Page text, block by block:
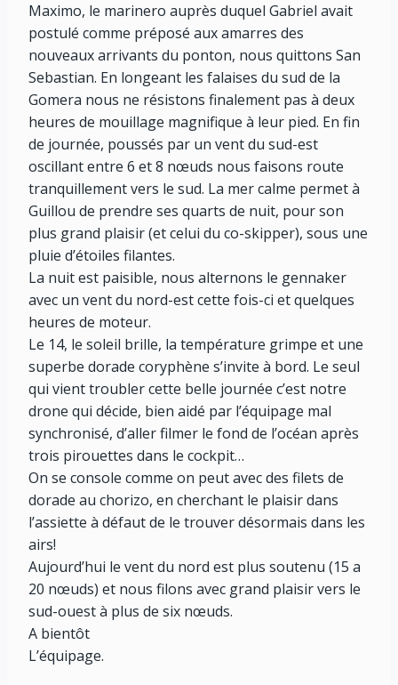
Maximo, le marinero auprès duquel Gabriel avait
postulé comme préposé aux amarres des
nouveaux arrivants du ponton, nous quittons San
Sebastian. En longeant les falaises du sud de la
Gomera nous ne résistons finalement pas à deux
heures de mouillage magnifique à leur pied. En fin
de journée, poussés par un vent du sud-est
oscillant entre 6 et 8 nœuds nous faisons route
tranquillement vers le sud. La mer calme permet à
Guillou de prendre ses quarts de nuit, pour son
plus grand plaisir (et celui du co-skipper), sous une
pluie d’étoiles filantes.
La nuit est paisible, nous alternons le gennaker
avec un vent du nord-est cette fois-ci et quelques
heures de moteur.
Le 14, le soleil brille, la température grimpe et une
superbe dorade coryphène s’invite à bord. Le seul
qui vient troubler cette belle journée c’est notre
drone qui décide, bien aidé par l’équipage mal
synchronisé, d’aller filmer le fond de l’océan après
trois pirouettes dans le cockpit…
On se console comme on peut avec des filets de
dorade au chorizo, en cherchant le plaisir dans
l’assiette à défaut de le trouver désormais dans les
airs!
Aujourd’hui le vent du nord est plus soutenu (15 a
20 nœuds) et nous filons avec grand plaisir vers le
sud-ouest à plus de six nœuds.
A bientôt
L’équipage.